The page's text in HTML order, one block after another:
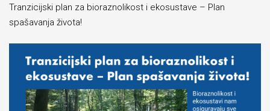
Tranzicijski plan za bioraznolikost i ekosustave – Plan
spašavanja života!